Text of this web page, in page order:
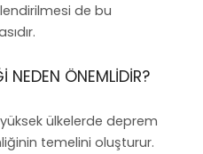
de bu
NEDEN ÖNEMLIDIR?
ülkelerde deprem
temelini oluşturur.